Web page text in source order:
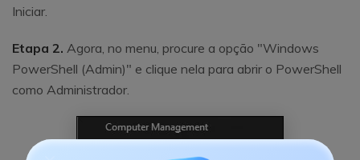
Iniciar.
Etapa 2. Agora, no menu, procure a opção "Windows
PowerShell (Admin)" e clique nela para abrir o PowerShell
como Administrador.